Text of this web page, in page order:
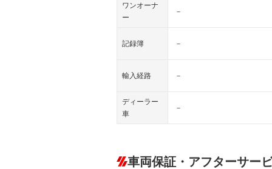
ワンオーナ
ー
－
記録簿 －
輸入経路 －
ディーラー
車
－
車両保証・アフターサー